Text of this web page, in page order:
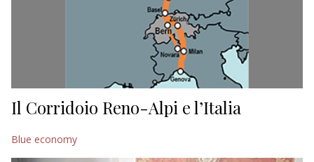
CULTURA
NAUTICA
Il Corridoio Reno-Alpi e l’Italia
Blue economy